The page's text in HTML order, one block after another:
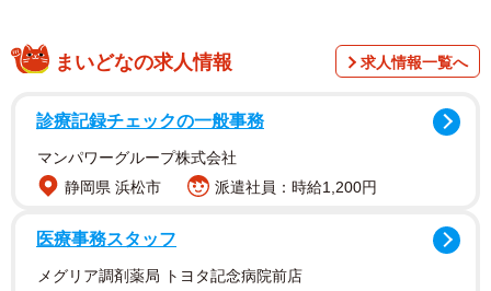
白い紙でみその「乾燥」や「劣化」が防げる
白い紙（シート）は、みその乾燥を防ぎ、みそに直接「脱
酸素剤」が触れないようにする役割があります。開封後
も、白い紙を表面に密着させておくと、「空気による劣
倒な場合は、「ラップ」をみその表面に密着させても良い
そうです。
まいどなの求人情報 求人情報一覧へ
診療記録チェックの一般事務
マンパワーグループ株式会社
静岡県 浜松市
派遣社員：時給1,200円
医療事務スタッフ
メグリア調剤薬局 トヨタ記念病院前店